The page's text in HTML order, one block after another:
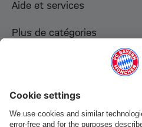
Aide et services
Plus de catégories